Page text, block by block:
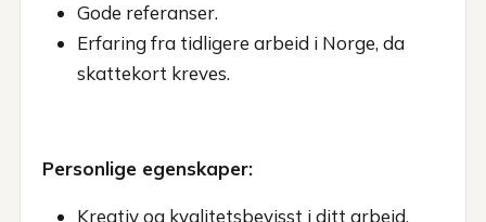
Gode referanser.
Erfaring fra tidligere arbeid i Norge, da
skattekort kreves.
Personlige egenskaper:
Kreativ og kvalitetsbevisst i ditt arbeid.